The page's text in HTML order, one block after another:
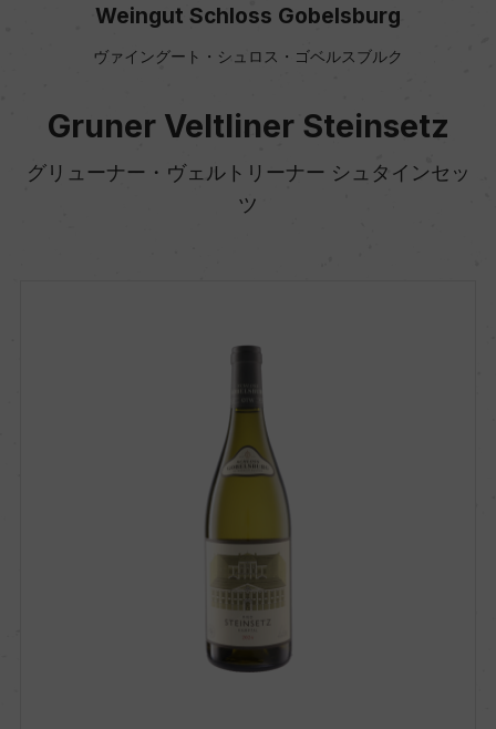
Weingut Schloss Gobelsburg
ヴァイングート・シュロス・ゴベルスブルク
Gruner Veltliner Steinsetz
グリューナー・ヴェルトリーナー シュタインセッ
ツ